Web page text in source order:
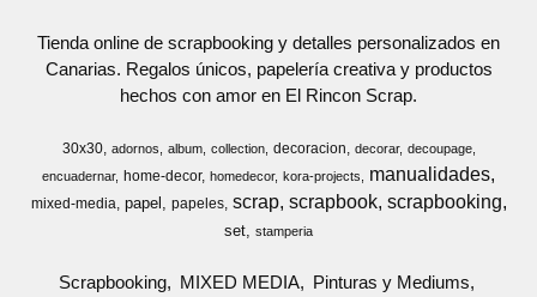
Tienda online de scrapbooking y detalles personalizados en
Canarias. Regalos únicos, papelería creativa y productos
hechos con amor en El Rincon Scrap.
30x30 adornos album collection decoracion decorar
decoupage
encuadernar
home-decor homedecor kora-projects manualidades
mixed-media papel papeles scrap scrapbook scrapbooking
set stamperia
Scrapbooking MIXED MEDIA
Pinturas y Mediums